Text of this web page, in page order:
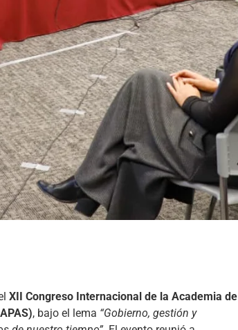
XII Congreso Internacional de la Academia de
, bajo el lema “Gobierno, gestión y